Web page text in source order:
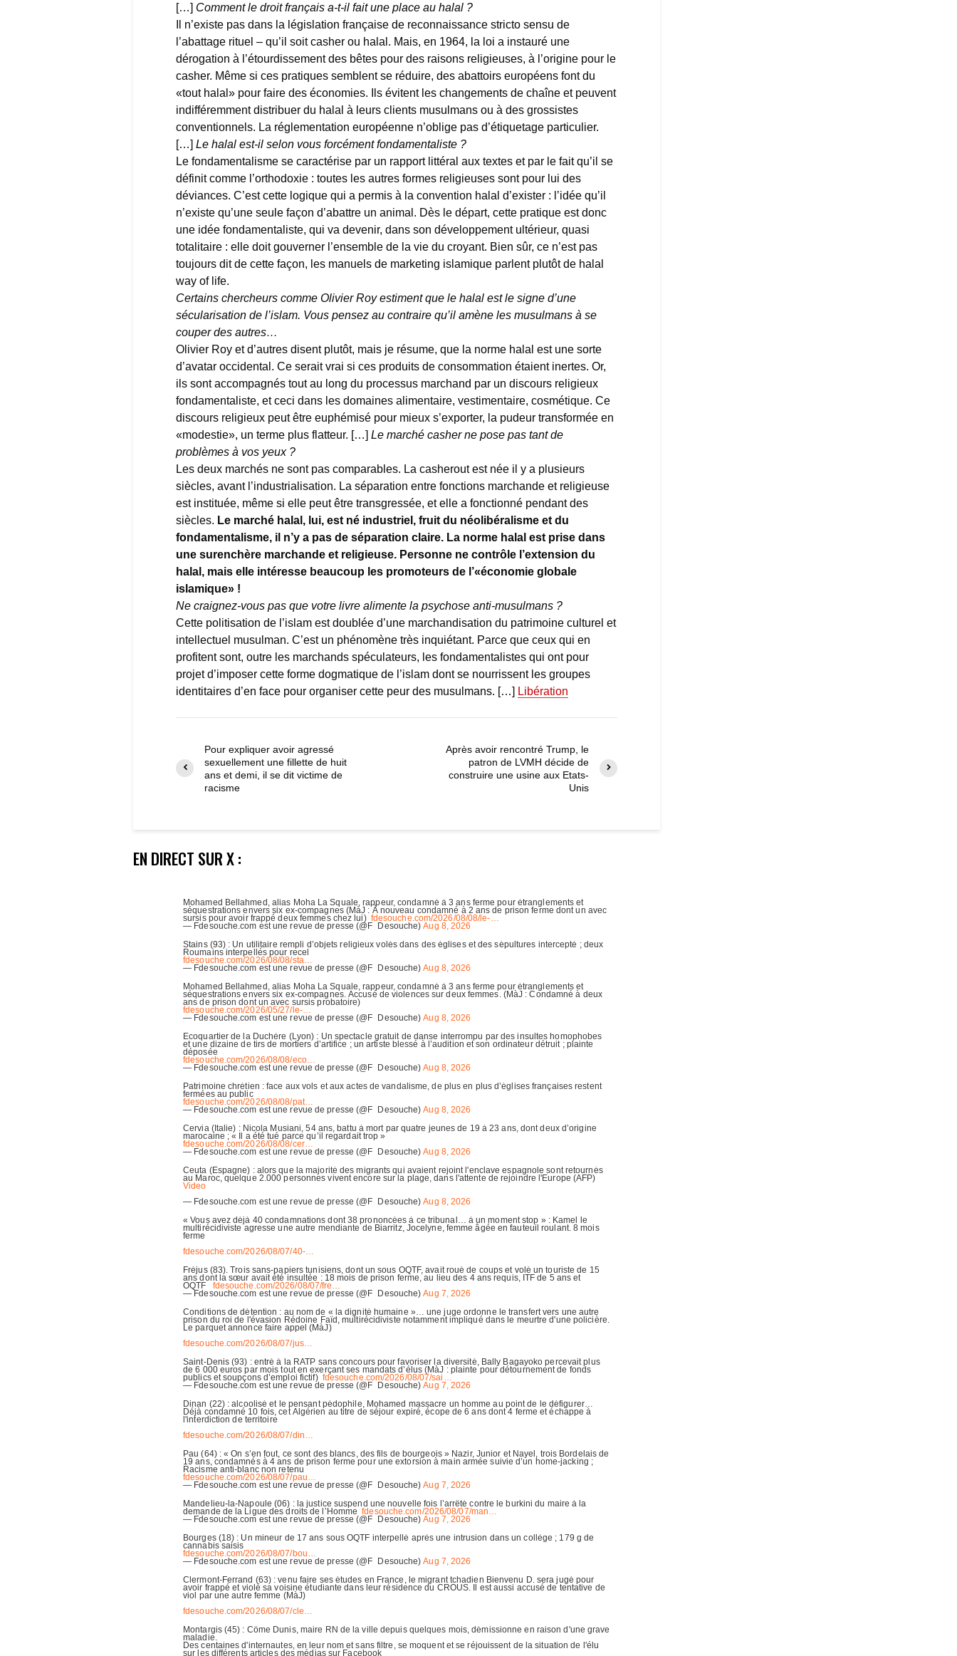
[…] Comment le droit français a-t-il fait une place au halal ?
Il n’existe pas dans la législation française de reconnaissance stricto sensu de
l’abattage rituel – qu’il soit casher ou halal. Mais, en 1964, la loi a instauré une
dérogation à l’étourdissement des bêtes pour des raisons religieuses, à l’origine pour le
casher. Même si ces pratiques semblent se réduire, des abattoirs européens font du
«tout halal» pour faire des économies. Ils évitent les changements de chaîne et peuvent
indifféremment distribuer du halal à leurs clients musulmans ou à des grossistes
conventionnels. La réglementation européenne n’oblige pas d’étiquetage particulier.
[…] Le halal est-il selon vous forcément fondamentaliste ?
Le fondamentalisme se caractérise par un rapport littéral aux textes et par le fait qu’il se
définit comme l’orthodoxie : toutes les autres formes religieuses sont pour lui des
déviances. C’est cette logique qui a permis à la convention halal d’exister : l’idée qu’il
n’existe qu’une seule façon d’abattre un animal. Dès le départ, cette pratique est donc
une idée fondamentaliste, qui va devenir, dans son développement ultérieur, quasi
totalitaire : elle doit gouverner l’ensemble de la vie du croyant. Bien sûr, ce n’est pas
toujours dit de cette façon, les manuels de marketing islamique parlent plutôt de halal
way of life.
Certains chercheurs comme Olivier Roy estiment que le halal est le signe d’une
sécularisation de l’islam. Vous pensez au contraire qu’il amène les musulmans à se
couper des autres…
Olivier Roy et d’autres disent plutôt, mais je résume, que la norme halal est une sorte
d’avatar occidental. Ce serait vrai si ces produits de consommation étaient inertes. Or,
ils sont accompagnés tout au long du processus marchand par un discours religieux
fondamentaliste, et ceci dans les domaines alimentaire, vestimentaire, cosmétique. Ce
discours religieux peut être euphémisé pour mieux s’exporter, la pudeur transformée en
«modestie», un terme plus flatteur. […] Le marché casher ne pose pas tant de
problèmes à vos yeux ?
Les deux marchés ne sont pas comparables. La casherout est née il y a plusieurs
siècles, avant l’industrialisation. La séparation entre fonctions marchande et religieuse
est instituée, même si elle peut être transgressée, et elle a fonctionné pendant des
siècles. Le marché halal, lui, est né industriel, fruit du néolibéralisme et du
fondamentalisme, il n’y a pas de séparation claire. La norme halal est prise dans
une surenchère marchande et religieuse. Personne ne contrôle l’extension du
halal, mais elle intéresse beaucoup les promoteurs de l’«économie globale
islamique» !
Ne craignez-vous pas que votre livre alimente la psychose anti-musulmans ?
Cette politisation de l’islam est doublée d’une marchandisation du patrimoine culturel et
intellectuel musulman. C’est un phénomène très inquiétant. Parce que ceux qui en
profitent sont, outre les marchands spéculateurs, les fondamentalistes qui ont pour
projet d’imposer cette forme dogmatique de l’islam dont se nourrissent les groupes
identitaires d’en face pour organiser cette peur des musulmans. […] Libération
Pour expliquer avoir agressé
sexuellement une fillette de huit
ans et demi, il se dit victime de
racisme
Après avoir rencontré Trump, le
patron de LVMH décide de
construire une usine aux Etats-
Unis
EN DIRECT SUR X :